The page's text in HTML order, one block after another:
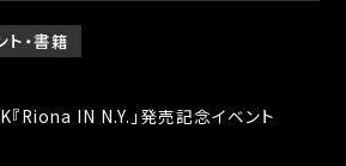
ト 書籍
Riona IN N.Y.」発売記念イベント